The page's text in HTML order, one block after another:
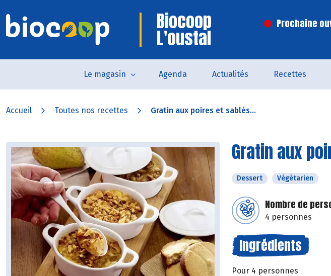
Biocoop
L'oustal
Prochaine
Le magasin Agenda Actualités Recettes
Accueil Toutes nos recettes Gratin aux poires et sablés...
Gratin aux
Dessert Végétarien
Nombre de
4 personnes
Ingrédients
Pour 4 personnes